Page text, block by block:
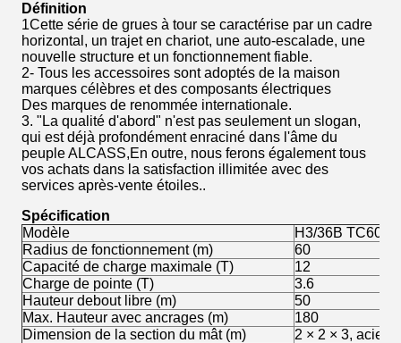
Définition
1Cette série de grues à tour se caractérise par un cadre
horizontal, un trajet en chariot, une auto-escalade, une
nouvelle structure et un fonctionnement fiable.
2- Tous les accessoires sont adoptés de la maison
marques célèbres et des composants électriques
Des marques de renommée internationale.
3. "La qualité d'abord" n'est pas seulement un slogan,
qui est déjà profondément enraciné dans l'âme du
peuple ALCASS,En outre, nous ferons également tous
vos achats dans la satisfaction illimitée avec des
services après-vente étoiles..
Spécification
Modèle
H3/36B
Radius de fonctionnement (m)
60
Capacité de charge maximale (T)
12
Charge de pointe (T)
3.6
Hauteur debout libre (m)
50
Max. Hauteur avec ancrages (m)
180
Dimension de la section du mât (m)
2 × 2 × 3, acier